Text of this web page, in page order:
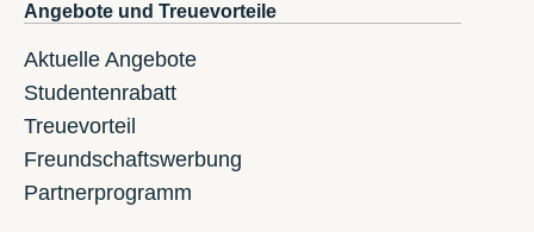
Angebote und Treuevorteile
Aktuelle Angebote
Studentenrabatt
Treuevorteil
Freundschaftswerbung
Partnerprogramm